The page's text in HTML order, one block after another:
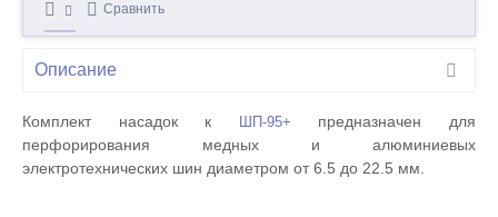
Сравнить
Описание
Комплект насадок к ШП-95+ предназначен для
перфорирования медных и алюминиевых
электротехнических шин диаметром от 6.5 до 22.5 мм.